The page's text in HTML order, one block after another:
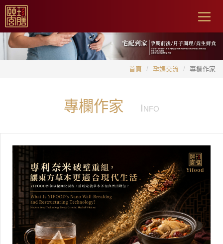
首頁 孕媽交流 專欄作家
專欄作家 INFO